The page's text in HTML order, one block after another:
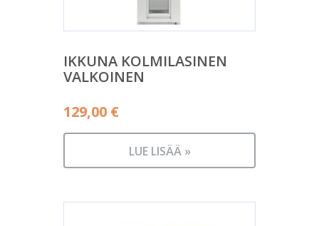
IKKUNA KOLMILASINEN
VALKOINEN
129,00 €
LUE LISÄÄ »